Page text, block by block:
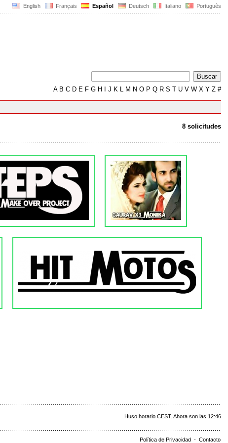
English Français Español Deutsch Italiano Português
AB C D E F G H J K L M N O P Q R S T U V W X Y Z #
8 solicitudes
Huso horario CEST. Ahora son las 12:46
Política de Privacidad - Contacto